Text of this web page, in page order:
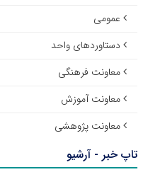
عمومی
دستاوردهای واحد
معاونت فرهنگی
معاونت آموزش
معاونت پژوهشی
تاپ خبر - آرشیو